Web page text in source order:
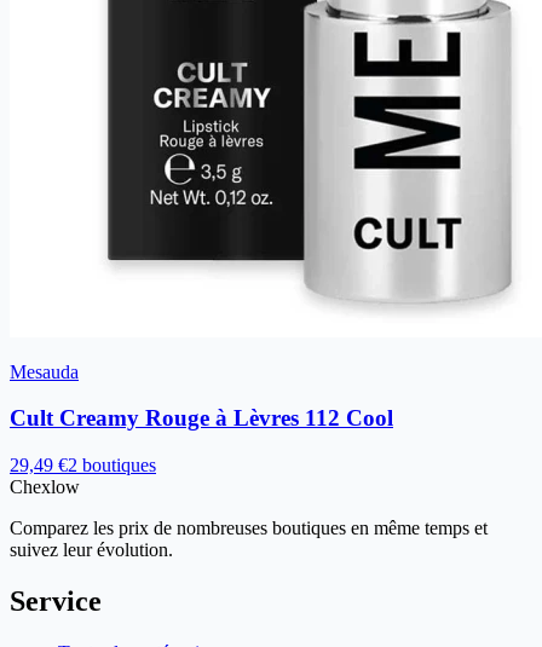
Mesauda
Cult Creamy Rouge à Lèvres 112 Cool
29,49 €2 boutiques
Chexlow
Comparez les prix de nombreuses boutiques en même temps et
suivez leur évolution.
Service